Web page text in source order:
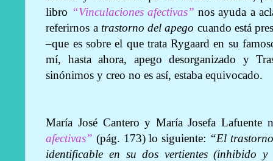
libro “Vinculaciones afectivas” nos ayuda a
referirnos a trastorno del apego cuando está
–que es sobre el que trata Rygaard en su
mí, hasta ahora, apego desorganizado y
sinónimos y creo no es así, estaba equivocado.
María José Cantero y María Josefa
afectivas” (pág. 173) lo siguiente: “El
identificable en su dos vertientes (inhibido y